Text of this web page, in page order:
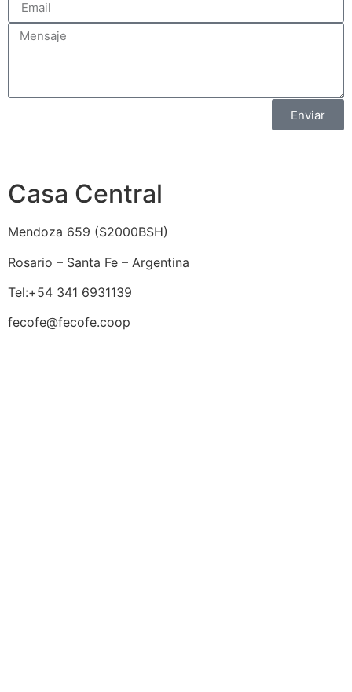
Casa Central
Mendoza 659 (S2000BSH)
Rosario – Santa Fe – Argentina
Tel:+54 341 6931139
fecofe@fecofe.coop
Enviar